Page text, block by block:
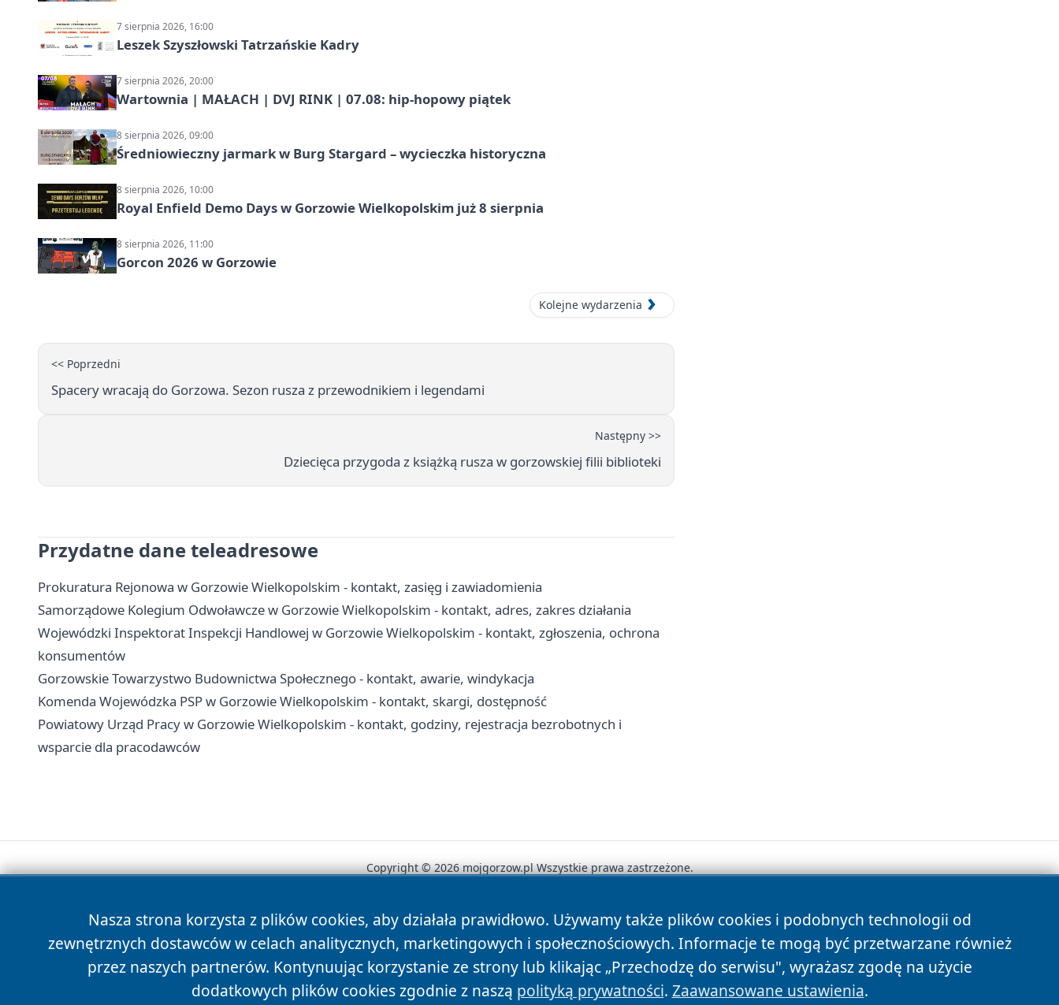
7 sierpnia 2026, 16:00
Leszek Szyszłowski Tatrzańskie Kadry
7 sierpnia 2026, 20:00
Wartownia | MAŁACH | DVJ RINK | 07.08: hip-hopowy piątek
8 sierpnia 2026, 09:00
Średniowieczny jarmark w Burg Stargard – wycieczka historyczna
8 sierpnia 2026, 10:00
Royal Enfield Demo Days w Gorzowie Wielkopolskim już 8 sierpnia
8 sierpnia 2026, 11:00
Gorcon 2026 w Gorzowie
Kolejne wydarzenia
<< Poprzedni
Spacery wracają do Gorzowa. Sezon rusza z przewodnikiem i legendami
Następny >>
Dziecięca przygoda z książką rusza w gorzowskiej filii biblioteki
Przydatne dane teleadresowe
Prokuratura Rejonowa w Gorzowie Wielkopolskim - kontakt, zasięg i zawiadomienia
Samorządowe Kolegium Odwoławcze w Gorzowie Wielkopolskim - kontakt, adres, zakres działania
Wojewódzki Inspektorat Inspekcji Handlowej w Gorzowie Wielkopolskim - kontakt, zgłoszenia, ochrona
konsumentów
Gorzowskie Towarzystwo Budownictwa Społecznego - kontakt, awarie, windykacja
Komenda Wojewódzka PSP w Gorzowie Wielkopolskim - kontakt, skargi, dostępność
Powiatowy Urząd Pracy w Gorzowie Wielkopolskim - kontakt, godziny, rejestracja bezrobotnych i
wsparcie dla pracodawców
Nasza strona korzysta z plików cookies, aby działała prawidłowo. Używamy także plików cookies i podobnych technologii od
zewnętrznych dostawców w celach analitycznych, marketingowych i społecznościowych. Informacje te mogą być przetwarzane również
przez naszych partnerów. Kontynuując korzystanie ze strony lub klikając „Przechodzę do serwisu", wyrażasz zgodę na użycie
dodatkowych plików cookies zgodnie z naszą polityką prywatności. Zaawansowane ustawienia.
Copyright © 2026 mojgorzow.pl Wszystkie prawa zastrzeżone.
News Autorzy Polityka Prywatności Polityka Cookies